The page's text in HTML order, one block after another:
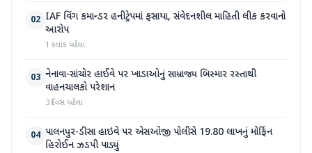
02 IAF વિંગ કમાન્ડર હનીટ્રેપમાં ફસાયા, સંવેદનશીલ માહિતી લીક કરવાનો
આરોપ
1 કલાક પહેલા
03 નેનાવા-સાંચોર હાઈવે પર ખાડાઓનું સામ્રાજ્ય બિસ્માર રસ્તાથી
વાહનચાલકો પરેશાન
3 દિવસ પહેલા
04 પાલનપુર-ડીસા હાઇવે પર એસઓજી પોલીસે 19.80 લાખનું મોર્ફિન
હિરોઈન ઝડપી પાડ્યું